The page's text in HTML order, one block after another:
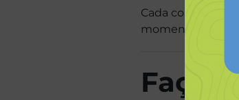
Cada
momentos mais
Faça